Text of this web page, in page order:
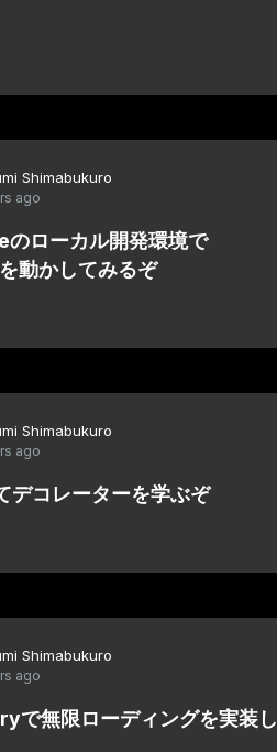
Shimabukuro
ago
ローカル開発環境で
動かしてみるぞ
Shimabukuro
ago
デコレーターを学ぶぞ
Shimabukuro
ago
で無限ローディングを実装し